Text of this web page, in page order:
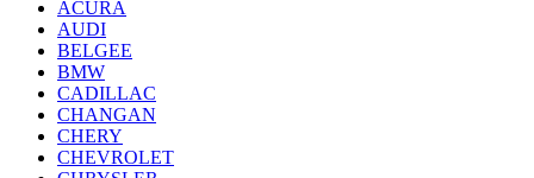
ACURA
AUDI
BELGEE
BMW
CADILLAC
CHANGAN
CHERY
CHEVROLET